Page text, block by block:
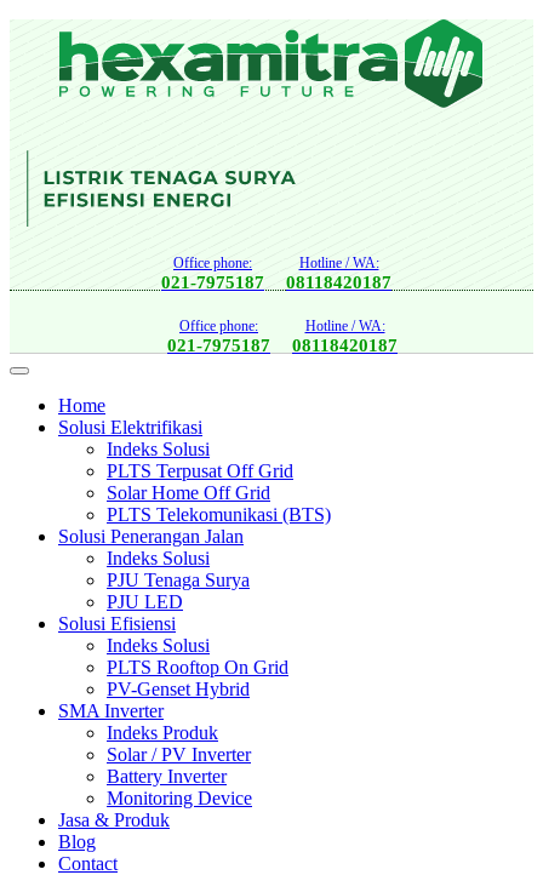
Office phone:
021-7975187
Hotline / WA:
08118420187
Office phone:
021-7975187
Hotline / WA:
08118420187
Home
Solusi Elektrifikasi
Indeks Solusi
PLTS Terpusat Off Grid
Solar Home Off Grid
PLTS Telekomunikasi (BTS)
Solusi Penerangan Jalan
Indeks Solusi
PJU Tenaga Surya
PJU LED
Solusi Efisiensi
Indeks Solusi
PLTS Rooftop On Grid
PV-Genset Hybrid
SMA Inverter
Indeks Produk
Solar / PV Inverter
Battery Inverter
Monitoring Device
Jasa & Produk
Blog
Contact